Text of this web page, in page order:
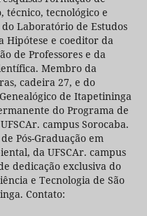
técnico, tecnológico e
Laboratório de Estudos
Hipótese e coeditor da
de Professores e da
Membro da
cadeira 27, e do
de Itapetininga
do Programa de
campus Sorocaba.
Pós-Graduação em
da UFSCAr. campus
dedicação exclusiva do
e Tecnologia de São
Contato: